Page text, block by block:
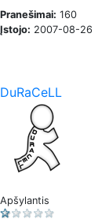
Pranešimai: 160
Įstojo: 2007-08-26
DuRaCeLL
Apšylantis